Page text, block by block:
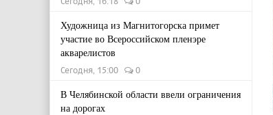
Художница из Магнитогорска примет
участие во Всероссийском пленэре
акварелистов
Сегодня, 15:00 0
В Челябинской области ввели ограничения
на дорогах